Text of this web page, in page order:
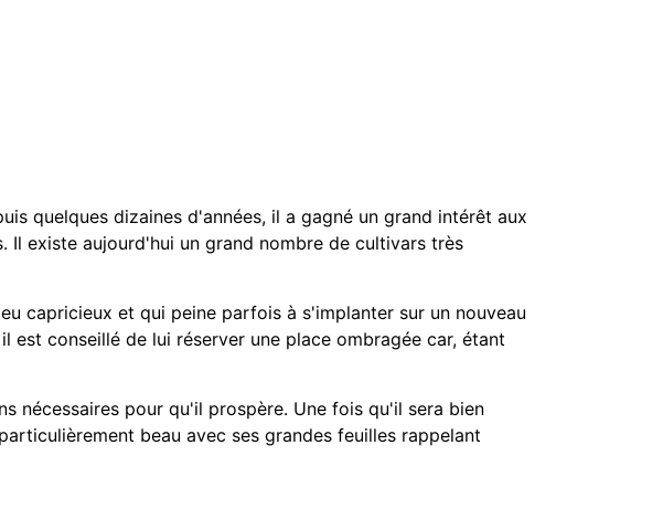
quelques dizaines d'années, il a gagné un grand intérêt aux
existe aujourd'hui un grand nombre de cultivars très
capricieux et qui peine parfois à s'implanter sur un nouveau
est conseillé de lui réserver une place ombragée car, étant
nécessaires pour qu'il prospère. Une fois qu'il sera bien
beau avec ses grandes feuilles rappelant